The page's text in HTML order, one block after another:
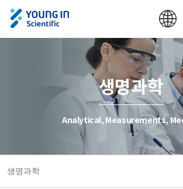
생명과학
Analytical, Measurements,